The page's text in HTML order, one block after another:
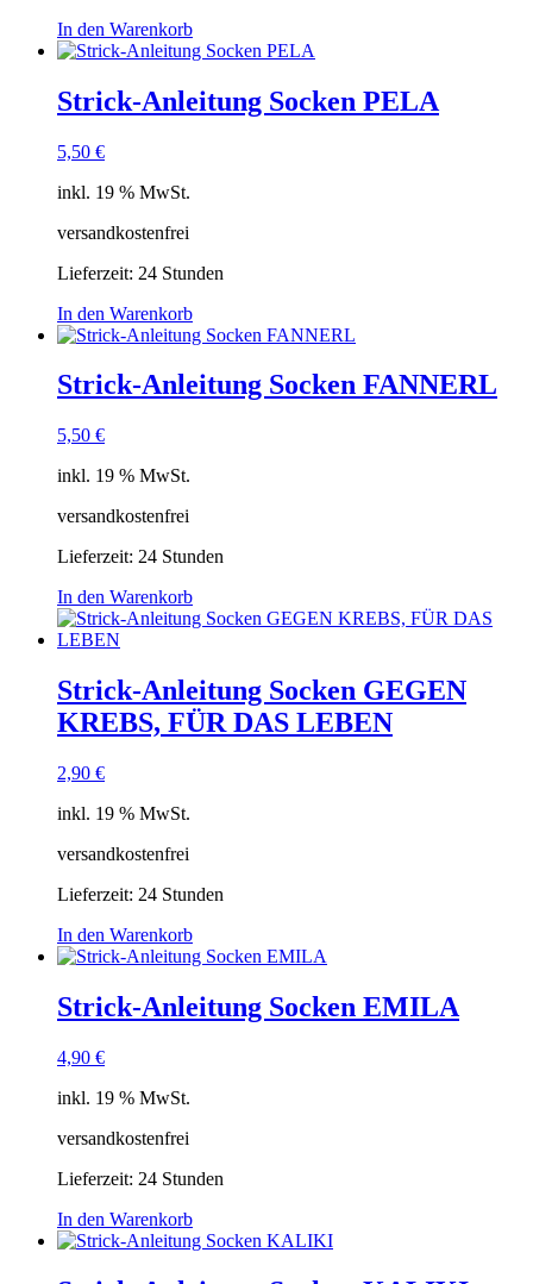
In den Warenkorb
Strick-Anleitung Socken PELA
5,50 €
inkl. 19 % MwSt.
versandkostenfrei
Lieferzeit: 24 Stunden
In den Warenkorb
Strick-Anleitung Socken FANNERL
5,50 €
inkl. 19 % MwSt.
versandkostenfrei
Lieferzeit: 24 Stunden
In den Warenkorb
Strick-Anleitung Socken GEGEN
KREBS, FÜR DAS LEBEN
2,90 €
inkl. 19 % MwSt.
versandkostenfrei
Lieferzeit: 24 Stunden
In den Warenkorb
Strick-Anleitung Socken EMILA
4,90 €
inkl. 19 % MwSt.
versandkostenfrei
Lieferzeit: 24 Stunden
In den Warenkorb